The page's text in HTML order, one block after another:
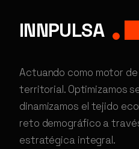
INNPULSA
Actuando como motor
territorial. Optimizamos
dinamizamos el tejido
reto demográfico a
estratégica integral.